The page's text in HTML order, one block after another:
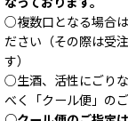
○複数口となる場合
ださい（その際は受
す）
○生酒、活性にごり
べく「クール便」の